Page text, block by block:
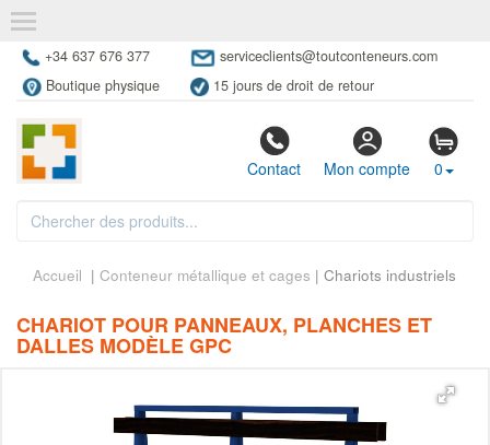
+34 637 676 377
serviceclients@toutconteneurs.com
Boutique physique
15 jours de droit de retour
Contact Mon compte 0
Accueil | Conteneur métallique et cages | Chariots industriels
CHARIOT POUR PANNEAUX, PLANCHES ET
DALLES MODÈLE GPC